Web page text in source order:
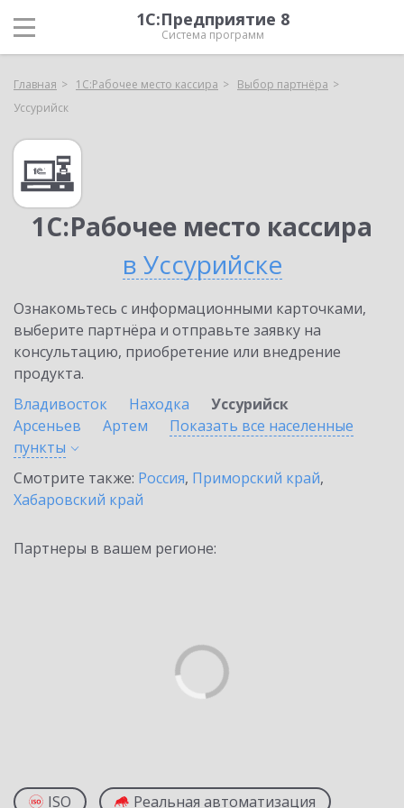
1С:Предприятие 8
Система программ
Главная 1С:Рабочее место кассира
Выбор партнёра
Уссурийск
1С:Рабочее место кассира
в Уссурийске
Ознакомьтесь с информационными карточками,
выберите партнёра и отправьте заявку на
консультацию, приобретение или внедрение
продукта.
Владивосток
Находка
Уссурийск
Арсеньев
Артем
Показать все населенные
пункты
Смотрите также: Россия, Приморский край,
Хабаровский край
Партнеры в вашем регионе:
ISO Реальная автоматизация